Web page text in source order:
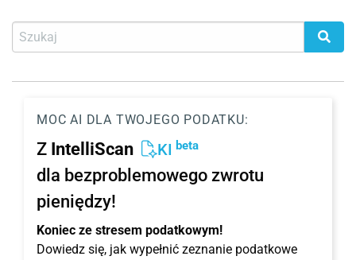
MOC AI DLA TWOJEGO PODATKU:
Z IntelliScan KI beta
dla bezproblemowego zwrotu
pieniędzy!
Koniec ze stresem podatkowym!
Dowiedz się, jak wypełnić zeznanie podatkowe